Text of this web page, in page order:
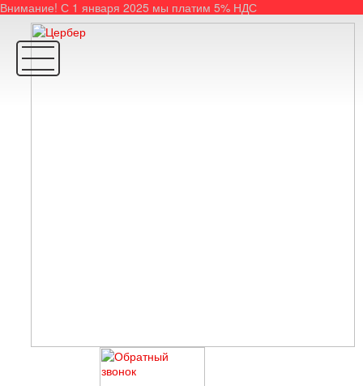
Внимание! С 1 января 2025 мы платим 5% НДС